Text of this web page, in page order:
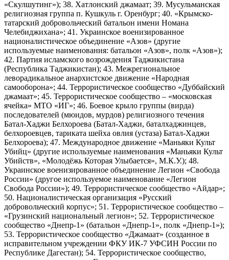
«Скулшутинг»); 38. Хатлонский джамаат; 39. Мусульманская
религиозная группа п. Кушкуль г. Оренбург; 40. «Крымско-
татарский добровольческий батальон имени Номана
Челебиджихана»; 41. Украинское военизированное
националистическое объединение «Азов» (другие
используемые наименования: батальон «Азов», полк «Азов»);
42. Партия исламского возрождения Таджикистана
(Республика Таджикистан); 43. Межрегиональное
леворадикальное анархистское движение «Народная
самооборона»; 44. Террористическое сообщество «Дуббайский
джамаат»; 45. Террористическое сообщество – «московская
ячейка» МТО «ИГ»; 46. Боевое крыло группы (вирда)
последователей (мюидов, мурдов) религиозного течения
Батал-Хаджи Белхороева (Батал-Хаджи, баталхаджинцев,
белхороевцев, тариката шейха овлия (устаза) Батал-Хаджи
Белхороева); 47. Международное движение «Маньяки Культ
Убийц» (другие используемые наименования «Маньяки Культ
Убийств», «Молодёжь Которая Улыбается», М.К.У.); 48.
Украинское военизированное объединение Легион «Свобода
России» (другое используемое наименование «Легион
Свобода России»); 49. Террористическое сообщество «Айдар»;
50. Националистическая организация «Русский
добровольческий корпус»; 51. Террористическое сообщество –
«Грузинский национальный легион»; 52. Террористическое
сообщество «Днепр-1» (батальон «Днепр-1», полк «Днепр-1»);
53. Террористическое сообщество «Джамаат» (созданное в
исправительном учреждении ФКУ ИК-7 УФСИН России по
Республике Дагестан); 54. Террористическое сообщество,